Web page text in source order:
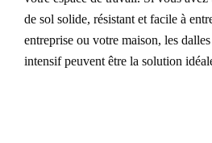
de sol solide, résistant et facile à
entreprise ou votre maison, les
intensif peuvent être la solution